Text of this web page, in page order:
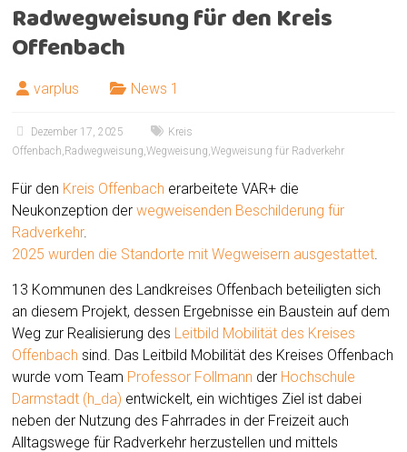
Radwegweisung für den Kreis
Offenbach
varplus News 1
Dezember 17, 2025
Kreis
Offenbach, Radwegweisung,Wegweisung,Wegweisung für Radverkehr
Für den Kreis Offenbach erarbeitete VAR+ die
Neukonzeption derwegweisenden Beschilderung für
Radverkehr.
2025 wurden die Standorte mit Wegweisern ausgestattet.
13 Kommunen des Landkreises Offenbach beteiligten sich
an diesem Projekt, dessen Ergebnisse ein Baustein auf dem
Weg zur Realisierung des Leitbild Mobilität des Kreises
Offenbach sind. Das Leitbild Mobilität des Kreises Offenbach
wurde vom Team Professor Follmann der Hochschule
Darmstadt (h_da) entwickelt, ein wichtiges Ziel ist dabei
neben der Nutzung des Fahrrades in der Freizeit auch
Alltagswege für Radverkehr herzustellen und mittels